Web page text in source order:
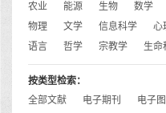
农业
能源 生物 数学
物理
文学 信息科学 心
语言
哲学 宗教学 生命
按类型检索：
全部文献
电子期刊 电子